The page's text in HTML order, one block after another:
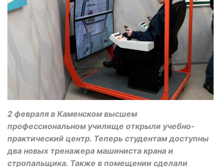
2 февраля в Каменском высшем
профессиональном училище открыли учебно-
практический центр. Теперь студентам доступны
два новых тренажера машиниста крана и
стропальщика. Также в помещении сделали